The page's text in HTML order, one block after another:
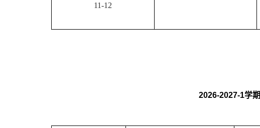
11-12
2026-2027-1学期